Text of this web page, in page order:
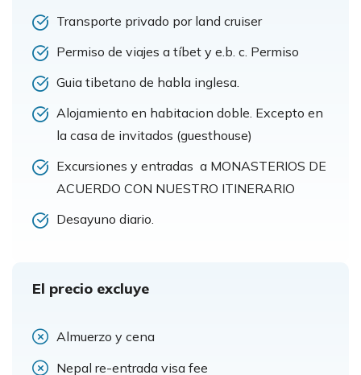
Transporte privado por land cruiser
Permiso de viajes a tíbet y e.b. c. Permiso
Guia tibetano de habla inglesa.
Alojamiento en habitacion doble. Excepto en
la casa de invitados (guesthouse)
Excursiones y entradas a MONASTERIOS DE
ACUERDO CON NUESTRO ITINERARIO
Desayuno diario.
El precio excluye
Almuerzo y cena
Nepal re-entrada visa fee